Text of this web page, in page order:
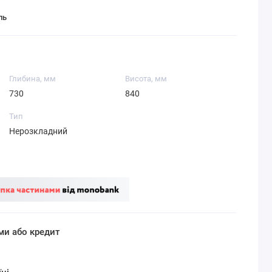
Глибина, мм
730
Висота, мм
840
Тип
Нерозкладний
або кредит